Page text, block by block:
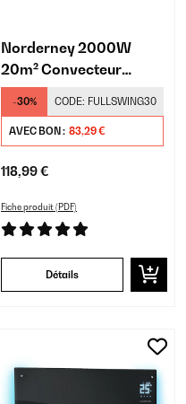
Norderney 2000W
20m² Convecteur
Électrique Blanc
-30% CODE: FULLSWING30
AVEC BON : 83,29 €
118,99 €
Fiche produit (PDF)
Détails